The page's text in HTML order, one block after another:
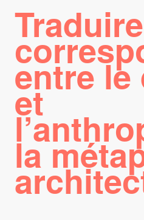
entre
et
la